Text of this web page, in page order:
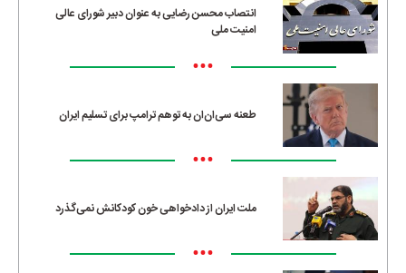
انتصاب محسن رضایی به عنوان دبیر شورای عالی
امنیت ملی
•••
طعنه سی‌ان‌ان به توهم ترامپ برای تسلیم ایران
•••
ملت ایران از دادخواهی خون کودکانش نمی‌گذرد
•••